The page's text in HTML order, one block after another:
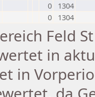
0
1304
0 1304
Feld
in
in